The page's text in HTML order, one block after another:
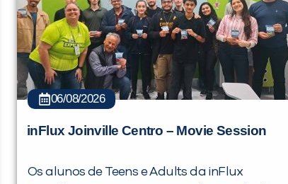
06/08/2026
inFlux Joinville Centro – Movie Session
Os alunos de Teens e Adults da inFlux